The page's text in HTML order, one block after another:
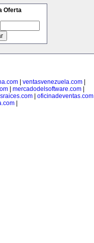
Oferta
| ventasvenezuela.com|
| mercadodelsoftware.com|
| oficinadeventas.com|
|